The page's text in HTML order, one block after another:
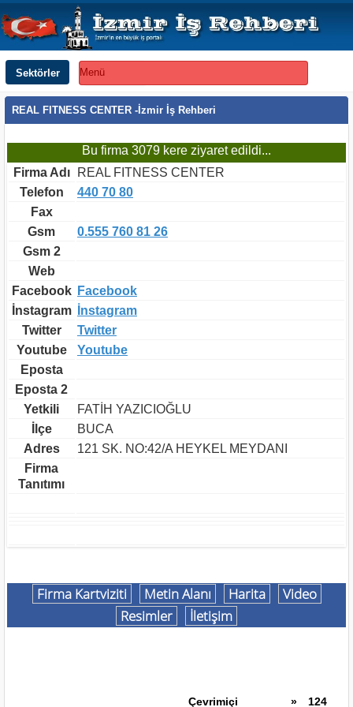
Sektörler Menü
REAL FITNESS CENTER -İzmir İş Rehberi
Bu firma 3079 kere ziyaret edildi...
Firma Adı
REAL FITNESS CENTER
Telefon
440 70 80
Fax
Gsm
0.555 760 81 26
Gsm 2
Web
Facebook Facebook
İnstagram
İnstagram
Twitter
Twitter
Youtube
Youtube
Eposta
Eposta 2
Yetkili
FATİH YAZICIOĞLU
İlçe
BUCA
Adres
121 SK. NO:42/A HEYKEL MEYDANI
Firma
Tanıtımı
Firma Kartviziti Metin Alanı Harita
Video
Resimler
İletişim
Çevrimiçi » 124